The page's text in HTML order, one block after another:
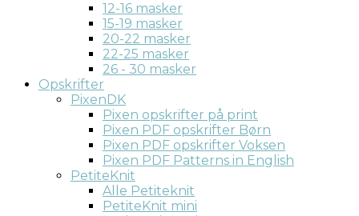
12-16 masker
15-19 masker
20-22 masker
22-25 masker
26 - 30 masker
Opskrifter
PixenDK
Pixen opskrifter på print
Pixen PDF opskrifter Børn
Pixen PDF opskrifter Voksen
Pixen PDF Patterns in English
PetiteKnit
Alle Petiteknit
PetiteKnit mini